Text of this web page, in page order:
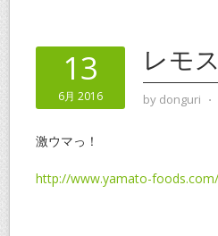
13
6月 2016
レモ
by donguri ⋅
激ウマっ！
http://www.yamato-